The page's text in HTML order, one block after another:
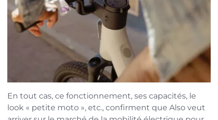
En tout cas, ce fonctionnement, ses capacités, le
look « petite moto », etc., confirment que Also veut